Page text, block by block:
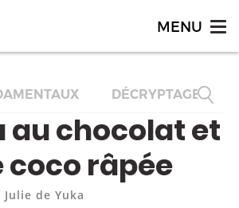
DÉCRYPTAGES
au chocolat et
coco râpée
Julie de Yuka